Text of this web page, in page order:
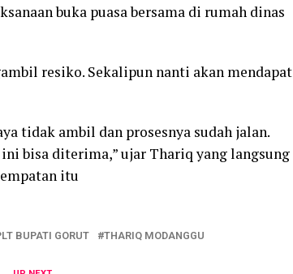
buka puasa bersama di rumah dinas
resiko. Sekalipun nanti akan mendapat
tidak ambil dan prosesnya sudah jalan.
bisa diterima,” ujar Thariq yang langsung
itu
BUPATI GORUT THARIQ MODANGGU